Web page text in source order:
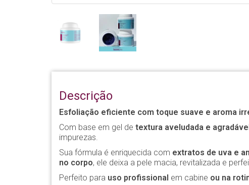
Descrição
Esfoliação eficiente com toque suave e aroma
Com base em gel de textura aveludada e
impurezas.
Sua fórmula é enriquecida com extratos de uva e
no corpo, ele deixa a pele macia, revitalizada e
Perfeito para uso profissional em cabine ou na